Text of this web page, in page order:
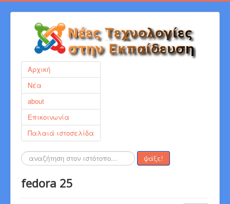
Αρχική
Νέα
about
Επικοινωνία
Παλαιά ιστοσελίδα
Αναζήτηση... ψάξε!
fedora 25